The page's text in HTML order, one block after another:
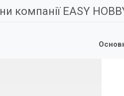
компанії EASY